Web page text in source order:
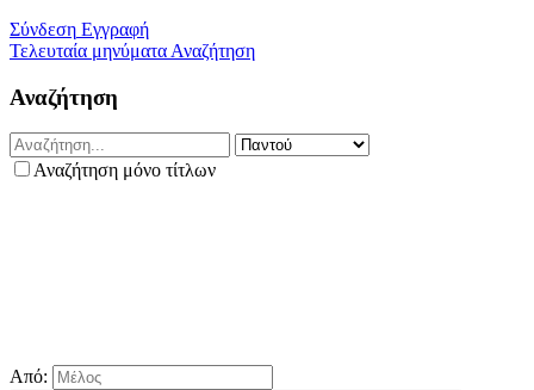
Σύνδεση Εγγραφή
Τελευταία μηνύματα Αναζήτηση
Αναζήτηση
Αναζήτηση μόνο τίτλων
Από: